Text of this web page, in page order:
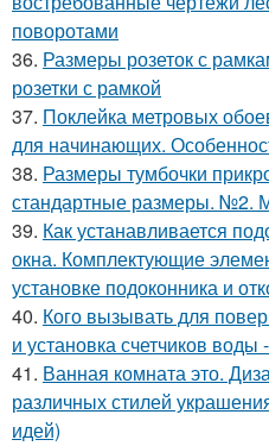
поворотами
36. Размеры розеток с
розетки с рамкой
37. Поклейка метровых
для начинающих.
38. Размеры тумбочки
стандартные размеры. №2.
39. Как устанавливается
окна. Комплектующие
установке подоконника и
40. Кого вызывать для
и установка счетчиков воды
41. Ванная комната это.
различных стилей
идей)